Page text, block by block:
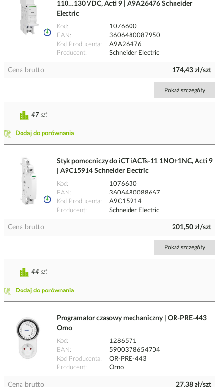
110…130 VDC, Acti 9 | A9A26476 Schneider
Electric
Kod
1076600
EAN
3606480087950
Kod Producenta
A9A26476
Producent
Schneider Electric
Cena brutto 174,43 zł/szt
Pokaż szczegóły
Dodaj do porównania
47 szt
Styk pomocniczy do iCT iACTs-11 1NO+1NC, Acti 9
| A9C15914 Schneider Electric
Kod
1076630
EAN
3606480088667
Kod Producenta
A9C15914
Producent
Schneider Electric
Cena brutto 201,50 zł/szt
Pokaż szczegóły
Dodaj do porównania
44 szt
Programator czasowy mechaniczny | OR-PRE-443
Orno
Kod
1286571
EAN
5900378654704
Kod Producenta
OR-PRE-443
Producent
Orno
Cena brutto 27,38 zł/szt